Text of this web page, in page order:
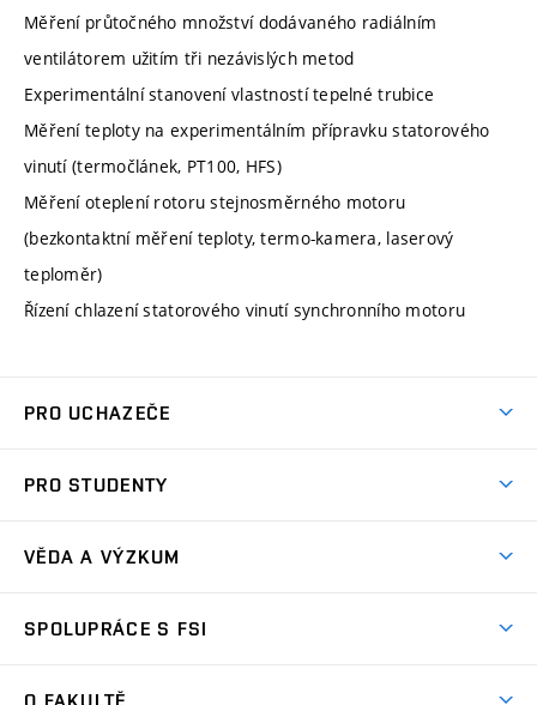
Měření průtočného množství dodávaného radiálním
ventilátorem užitím tři nezávislých metod
Experimentální stanovení vlastností tepelné trubice
Měření teploty na experimentálním přípravku statorového
vinutí (termočlánek, PT100, HFS)
Měření oteplení rotoru stejnosměrného motoru
(bezkontaktní měření teploty, termo-kamera, laserový
teploměr)
Řízení chlazení statorového vinutí synchronního motoru
PRO UCHAZEČE
Ambasadoři studia
Zápisy
PRO STUDENTY
Studijní předpisy
VĚDA A VÝZKUM
Oblasti výzkumu
SPOLUPRÁCE S FSI